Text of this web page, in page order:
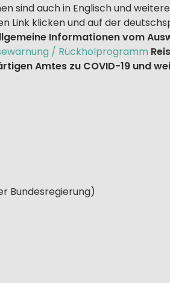
sind auch in Englisch und
Link klicken und auf der
Informationen vom
/ Rückholprogramm
Amtes zu COVID-19 und
Bundesregierung)